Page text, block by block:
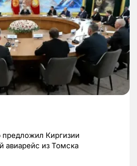
Киргизии
авиарейс из Томска